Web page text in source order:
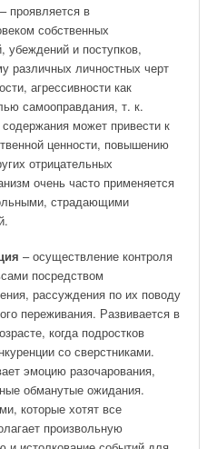
– проявляется в
собственных
и поступков,
различных личностных черт
агрессивности как
самооправдания, т. к.
содержания может привести к
ценности, повышению
отрицательных
очень часто применяется
страдающими
– осуществление контроля
посредством
рассуждения по их поводу
переживания. Развивается в
когда подростков
со сверстниками.
эмоцию разочарования,
обманутые ожидания.
которые хотят все
произвольную